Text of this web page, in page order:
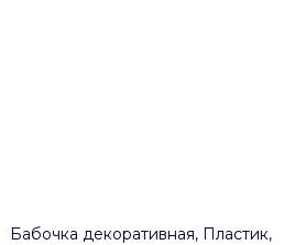
Бабочка декоративная, Пластик,